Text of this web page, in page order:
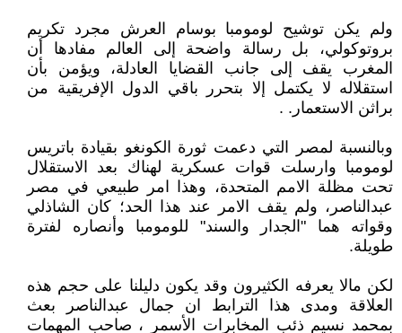
ولم يكن توشيح لومومبا بوسام العرش مجرد تكريم
بروتوكولي، بل رسالة واضحة إلى العالم مفادها أن
المغرب يقف إلى جانب القضايا العادلة، ويؤمن بأن
استقلاله لا يكتمل إلا بتحرر باقي الدول الإفريقية من
براثن الاستعمار. .
وبالنسبة لمصر التي دعمت ثورة الكونغو بقيادة باتريس
لومومبا وارسلت قوات عسكرية لهناك بعد الاستقلال
تحت مظلة الامم المتحدة‏، وهذا امر طبيعي في مصر
عبدالناصر، ولم يقف الامر عند هذا الحد؛ كان الشاذلي
وقواته هما "الجدار والسند" للومومبا وأنصاره لفترة
طويلة.
لكن مالا يعرفه الكثيرون وقد يكون دليلنا على حجم هذه
العلاقة ومدى هذا الترابط ان جمال عبدالناصر بعث
بمحمد نسيم ذئب المخابرات الأسمر ، صاحب المهمات